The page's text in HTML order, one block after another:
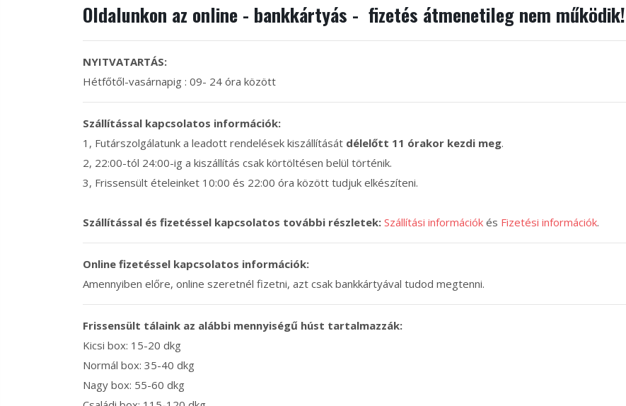
Oldalunkon az online - bankkártyás - fizetés átmenetileg nem működik!
NYITVATARTÁS:
Hétfőtől-vasárnapig : 09- 24 óra között
Szállítással kapcsolatos információk:
1, Futárszolgálatunk a leadott rendelések kiszállítását délelőtt 11 órakor kezdi meg.
2, 22:00-tól 24:00-ig a kiszállítás csak körtöltésen belül történik.
3, Frissensült ételeinket 10:00 és 22:00 óra között tudjuk elkészíteni.
Szállítással és fizetéssel kapcsolatos további részletek: Szállítási információk és Fizetési információk.
Online fizetéssel kapcsolatos információk:
Amennyiben előre, online szeretnél fizetni, azt csak bankkártyával tudod megtenni.
Frissensült tálaink az alábbi mennyiségű húst tartalmazzák:
Kicsi box: 15-20 dkg
Normál box: 35-40 dkg
Nagy box: 55-60 dkg